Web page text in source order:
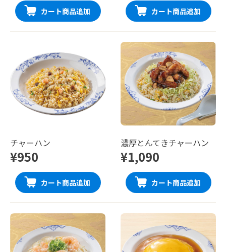
カート商品追加 カート商品追加
チャーハン
¥950
カート商品追加
濃厚とんてきチャーハン
¥1,090
カート商品追加